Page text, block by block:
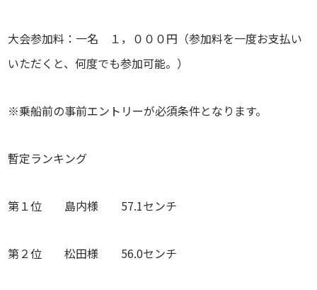
大会参加料：一名 １，０００円（参加料を一度お支払い
いただくと、何度でも参加可能。）
※乗船前の事前エントリーが必須条件となります。
暫定ランキング
第１位 島内様 57.1センチ
第２位 松田様 56.0センチ